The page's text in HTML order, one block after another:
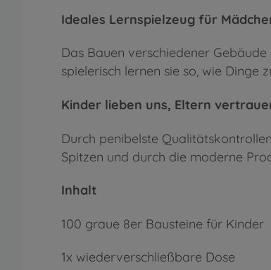
Ideales Lernspielzeug für
Das Bauen verschiedener
spielerisch lernen sie so, wie Dinge
Kinder lieben uns, Eltern
Durch penibelste
Spitzen und durch die moderne
Inhalt
100 graue 8er Bausteine für Kinder
1x wiederverschließbare Dose